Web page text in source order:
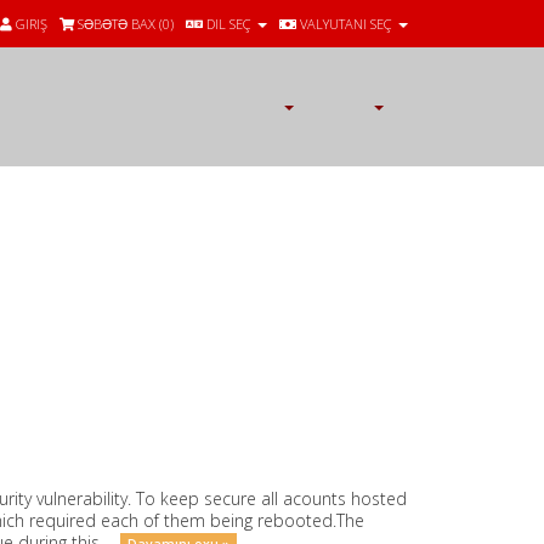
VALYUTANI SEÇ
DIL SEÇ
GIRIŞ SƏBƏTƏ BAX (0)
vulnerability. To keep secure all acounts hosted
required each of them being rebooted.The